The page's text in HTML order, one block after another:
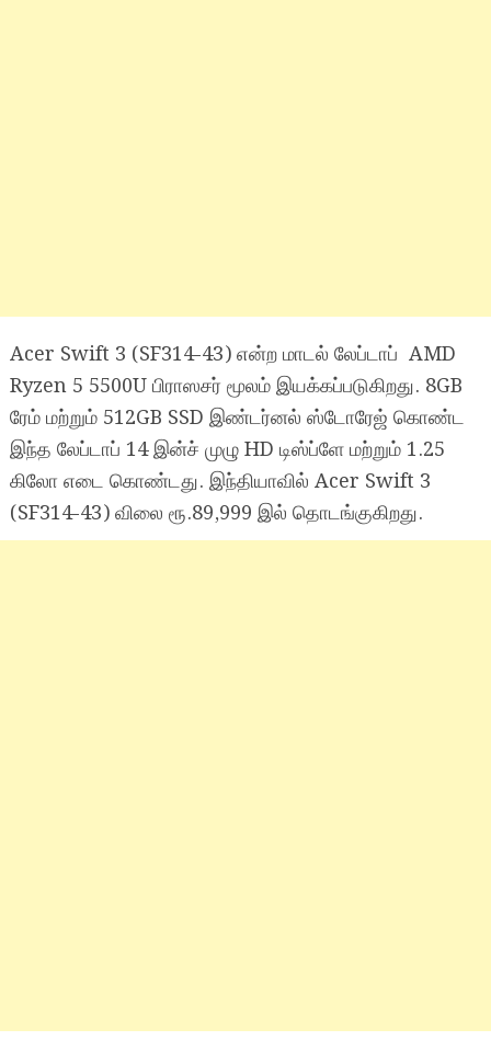
Acer Swift 3 (SF314-43) என்ற மாடல் லேப்டாப் AMD
Ryzen 5 5500U பிராஸசர் மூலம் இயக்கப்படுகிறது. 8GB
ரேம் மற்றும் 512GB SSD இண்டர்னல் ஸ்டோரேஜ் கொண்ட
இந்த லேப்டாப் 14 இன்ச் முழு HD டிஸ்ப்ளே மற்றும் 1.25
கிலோ எடை கொண்டது. இந்தியாவில் Acer Swift 3
(SF314-43) விலை ரூ.89,999 இல் தொடங்குகிறது.